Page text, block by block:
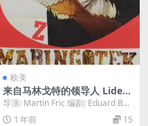
欧美
来自马林戈特的领导人 Lide z
maringotek 1966
导演: Martin Fric 编剧: Eduard Bas
s 类型: 剧情 制...
1 年前 15